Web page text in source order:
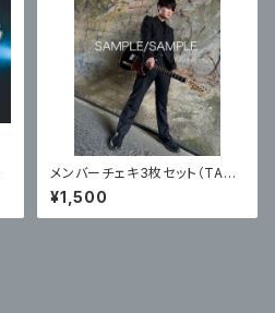
メンバーチェキ3枚セット（TAK
A） / ZERO
¥1,500